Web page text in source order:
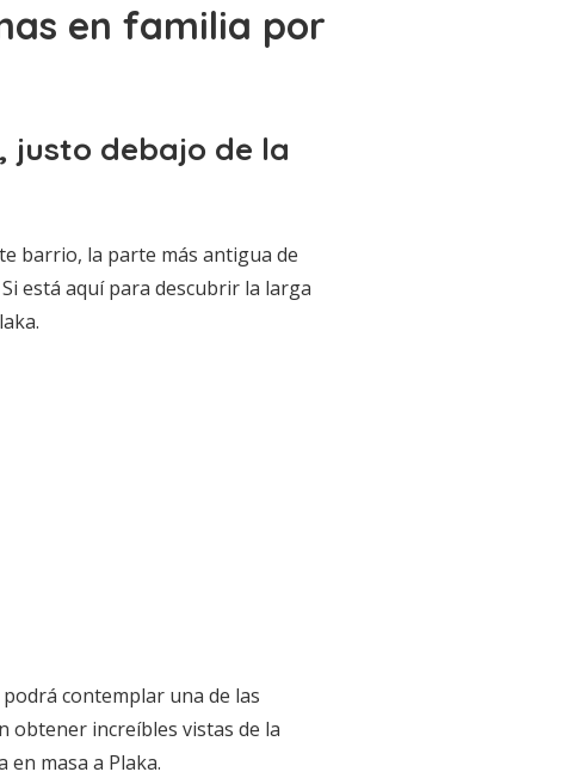
en familia por
justo debajo de la
barrio, la parte más antigua de
está aquí para descubrir la larga
contemplar una de las
obtener increíbles vistas de la
en masa a Plaka.